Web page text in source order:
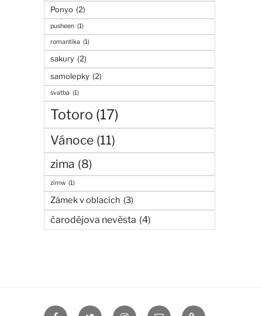
Ponyo (2)
pusheen (1)
romantika (1)
sakury (2)
samolepky (2)
svatba (1)
Totoro (17)
Vánoce (11)
zima (8)
zimw (1)
Zámek v oblacích (3)
čarodějova nevěsta (4)
FacebookTwitter Instagram manga